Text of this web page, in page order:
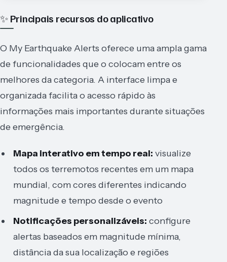
✨ Principais recursos do aplicativo
O My Earthquake Alerts oferece uma ampla gama
de funcionalidades que o colocam entre os
melhores da categoria. A interface limpa e
organizada facilita o acesso rápido às
informações mais importantes durante situações
de emergência.
Mapa interativo em tempo real: visualize
todos os terremotos recentes em um mapa
mundial, com cores diferentes indicando
magnitude e tempo desde o evento
Notificações personalizáveis: configure
alertas baseados em magnitude mínima,
distância da sua localização e regiões